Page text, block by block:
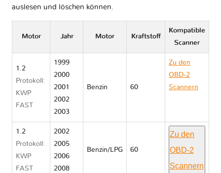
auslesen und löschen können.
Motor Jahr Motor Kraftstoff
Kompatible
Scanner
1.2
Protokoll:
KWP
FAST
1999
2000
2001
2002
2003
Benzin 60
Zu den
OBD-2
Scannern
1.2
Protokoll:
KWP
FAST
2002
2005
2006
2008
Benzin/LPG 60
Zu den
OBD-2
Scannern